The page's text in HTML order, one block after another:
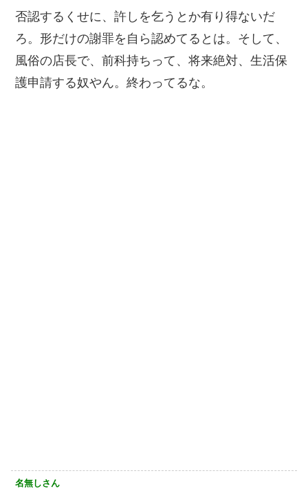
否認するくせに、許しを乞うとか有り得ないだ
ろ。形だけの謝罪を自ら認めてるとは。そして、
風俗の店長で、前科持ちって、将来絶対、生活保
護申請する奴やん。終わってるな。
名無しさん